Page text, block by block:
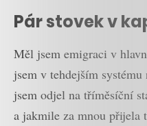
Pár stovek v
Měl jsem emigraci v
jsem v tehdejším
jsem odjel na tříměsíční
a jakmile za mnou přijela